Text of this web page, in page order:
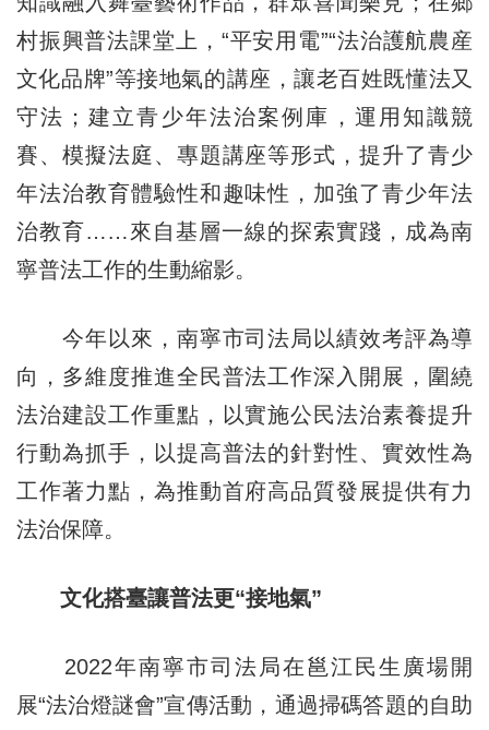
村振興普法課堂上，“平安用電”“法治護航農産
文化品牌”等接地氣的講座，讓老百姓既懂法又
守法；建立青少年法治案例庫，運用知識競
賽、模擬法庭、專題講座等形式，提升了青少
年法治教育體驗性和趣味性，加強了青少年法
治教育……來自基層一線的探索實踐，成為南
寧普法工作的生動縮影。
今年以來，南寧市司法局以績效考評為導
向，多維度推進全民普法工作深入開展，圍繞
法治建設工作重點，以實施公民法治素養提升
行動為抓手，以提高普法的針對性、實效性為
工作著力點，為推動首府高品質發展提供有力
法治保障。
文化搭臺讓普法更“接地氣”
2022年南寧市司法局在邕江民生廣場開
展“法治燈謎會”宣傳活動，通過掃碼答題的自助